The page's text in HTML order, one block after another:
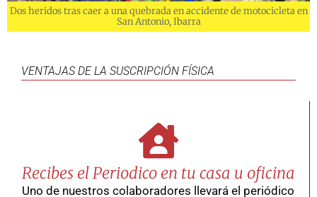
Dos heridos tras caer a una quebrada en accidente de motocicleta en
San Antonio, Ibarra
VENTAJAS DE LA SUSCRIPCIÓN FÍSICA
Recibes el Periodico en tu casa u oficina
Uno de nuestros colaboradores llevará el periódico